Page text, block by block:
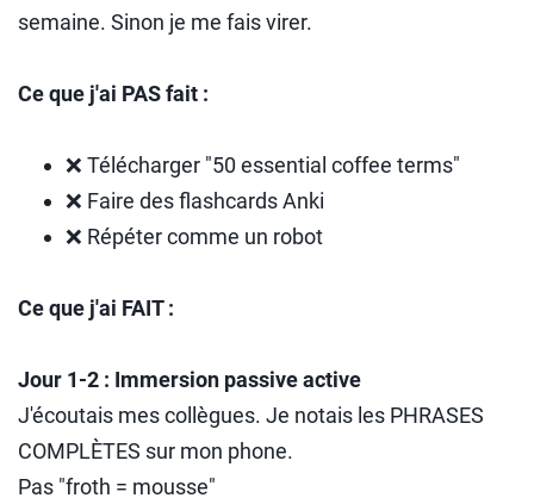
semaine. Sinon je me fais virer.
Ce que j'ai PAS fait :
❌ Télécharger "50 essential coffee terms"
❌ Faire des flashcards Anki
❌ Répéter comme un robot
Ce que j'ai FAIT :
Jour 1-2 : Immersion passive active
J'écoutais mes collègues. Je notais les PHRASES
COMPLÈTES sur mon phone.
Pas "froth = mousse"